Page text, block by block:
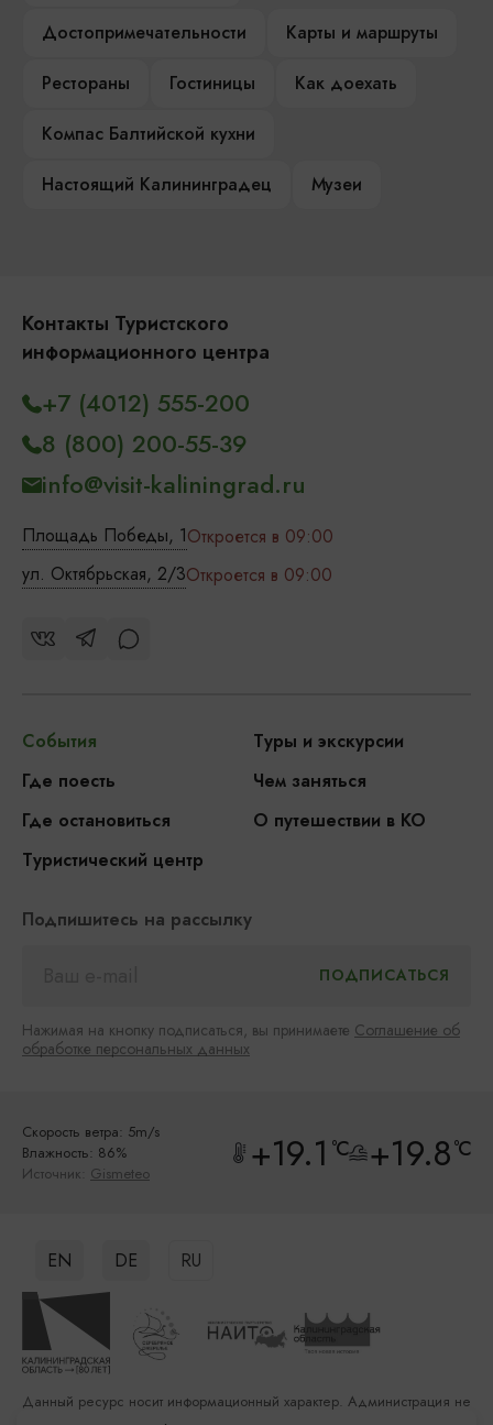
Достопримечательности
Карты и маршруты
Рестораны
Гостиницы
Как доехать
Компас Балтийской кухни
Настоящий Калининградец
Музеи
Контакты Туристского
информационного центра
Площадь Победы, 1Откроется в 09:00
ул. Октябрьская, 2/3Откроется в 09:00
+7 (4012) 555-200
8 (800) 200-55-39
info@visit-kaliningrad.ru
События
Туры и экскурсии
Где поесть
Чем заняться
Где остановиться
О путешествии в КО
Туристический центр
Подпишитесь на рассылку
Нажимая на кнопку подписаться, вы принимаете Соглашение об
обработке персональных данных
Скорость ветра: 5m/s
Влажность: 86%
Источник: Gismeteo +19.1 °C +19.8°C
EN DE RU
Данный ресурс носит информационный характер. Администрация не